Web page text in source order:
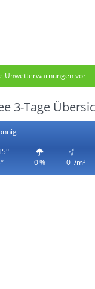
Unwetterwarnungen vor
3-Tage
0 % 0 l/m²